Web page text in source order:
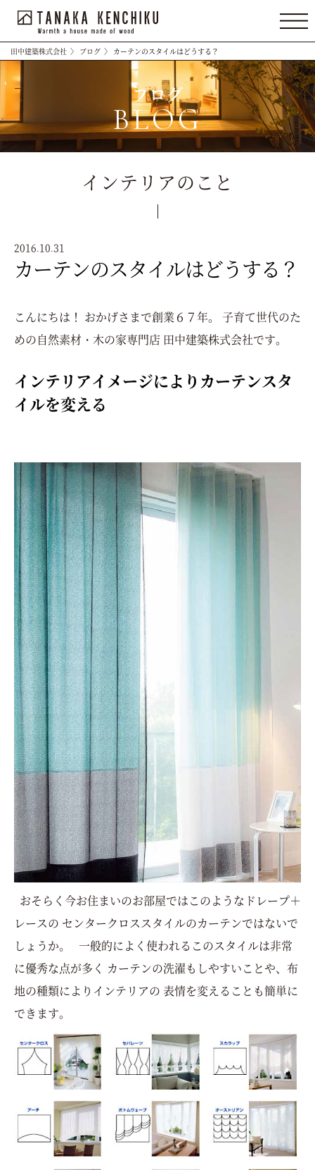
田中建築株式会社 〉 ブログ 〉 カーテンのスタイルはどうする？
ブログ
BLOG
インテリアのこと
2016.10.31
カーテンのスタイルはどうする？
こんにちは！ おかげさまで創業６７年。 子育て世代のた
めの自然素材・木の家専門店 田中建築株式会社です。
インテリアイメージによりカーテンスタ
イルを変える
おそらく今お住まいのお部屋ではこのようなドレープ＋
レースの センタークロススタイルのカーテンではないで
しょうか。 一般的によく使われるこのスタイルは非常
に優秀な点が多く カーテンの洗濯もしやすいことや、布
地の種類によりインテリアの 表情を変えることも簡単に
できます。